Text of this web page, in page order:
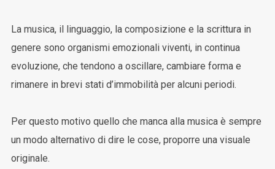
La musica, il linguaggio, la composizione e la scrittura in
genere sono organismi emozionali viventi, in continua
evoluzione, che tendono a oscillare, cambiare forma e
rimanere in brevi stati d’immobilità per alcuni periodi.
Per questo motivo quello che manca alla musica è sempre
un modo alternativo di dire le cose, proporre una visuale
originale.